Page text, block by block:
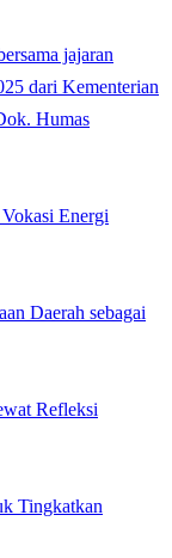
Energi
Daerah sebagai
Refleksi
Tingkatkan